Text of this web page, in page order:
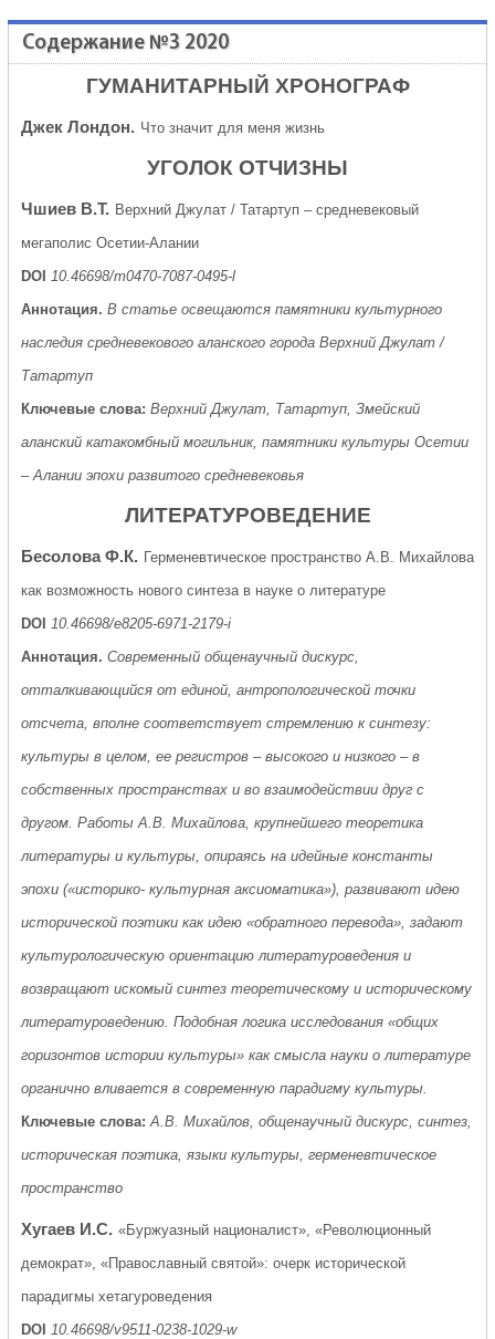
Содержание №3 2020
ГУМАНИТАРНЫЙ ХРОНОГРАФ
Джек Лондон. Что значит для меня жизнь
УГОЛОК ОТЧИЗНЫ
Чшиев В.Т. Верхний Джулат / Татартуп – средневековый
мегаполис Осетии-Алании
DOI
10.46698/m0470-7087-0495-l
Аннотация. В статье освещаются памятники культурного
наследия средневекового аланского города Верхний Джулат /
Татартуп
Ключевые слова: Верхний Джулат, Татартуп, Змейский
аланский катакомбный могильник, памятники культуры Осетии
– Алании эпохи развитого средневековья
ЛИТЕРАТУРОВЕДЕНИЕ
Бесолова Ф.К. Герменевтическое пространство А.В. Михайлова
как возможность нового синтеза в науке о литературе
DOI
10.46698/e8205-6971-2179-i
Аннотация. Современный общенаучный дискурс,
отталкивающийся от единой, антропологической точки
отсчета, вполне соответствует стремлению к синтезу:
культуры в целом, ее регистров – высокого и низкого – в
собственных пространствах и во взаимодействии друг с
другом. Работы А.В. Михайлова, крупнейшего теоретика
литературы и культуры, опираясь на идейные константы
эпохи («историко- культурная аксиоматика»), развивают идею
исторической поэтики как идею «обратного перевода», задают
культурологическую ориентацию литературоведения и
возвращают искомый синтез теоретическому и историческому
литературоведению. Подобная логика исследования «общих
горизонтов истории культуры» как смысла науки о литературе
органично вливается в современную парадигму культуры.
Ключевые слова: А.В. Михайлов, общенаучный дискурс, синтез,
историческая поэтика, языки культуры, герменевтическое
пространство
Хугаев И.С. «Буржуазный националист», «Революционный
демократ», «Православный святой»: очерк исторической
парадигмы хетагуроведения
DOI
10.46698/v9511-0238-1029-w